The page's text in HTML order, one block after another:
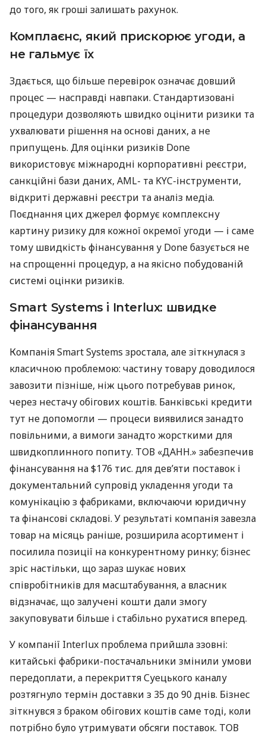
до того, як гроші залишать рахунок.
Комплаєнс, який прискорює угоди, а
не гальмує їх
Здається, що більше перевірок означає довший
процес — насправді навпаки. Стандартизовані
процедури дозволяють швидко оцінити ризики та
ухвалювати рішення на основі даних, а не
припущень. Для оцінки ризиків Done
використовує міжнародні корпоративні реєстри,
санкційні бази даних, AML- та KYC-інструменти,
відкриті державні реєстри та аналіз медіа.
Поєднання цих джерел формує комплексну
картину ризику для кожної окремої угоди — і саме
тому швидкість фінансування у Done базується не
на спрощенні процедур, а на якісно побудованій
системі оцінки ризиків.
Smart Systems і Interlux: швидке
фінансування
Компанія Smart Systems зростала, але зіткнулася з
класичною проблемою: частину товару доводилося
завозити пізніше, ніж цього потребував ринок,
через нестачу обігових коштів. Банківські кредити
тут не допомогли — процеси виявилися занадто
повільними, а вимоги занадто жорсткими для
швидкоплинного попиту. ТОВ «ДАНН.» забезпечив
фінансування на $176 тис. для дев’яти поставок і
документальний супровід укладення угоди та
комунікацію з фабриками, включаючи юридичну
та фінансові складові. У результаті компанія завезла
товар на місяць раніше, розширила асортимент і
посилила позиції на конкурентному ринку; бізнес
зріс настільки, що зараз шукає нових
співробітників для масштабування, а власник
відзначає, що залучені кошти дали змогу
закуповувати більше і стабільно рухатися вперед.
У компанії Interlux проблема прийшла ззовні:
китайські фабрики-постачальники змінили умови
передоплати, а перекриття Суецького каналу
розтягнуло термін доставки з 35 до 90 днів. Бізнес
зіткнувся з браком обігових коштів саме тоді, коли
потрібно було утримувати обсяги поставок. ТОВ